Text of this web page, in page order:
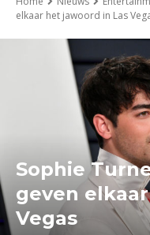
elkaar het jawoord in Las
Sophie
geven
Vegas